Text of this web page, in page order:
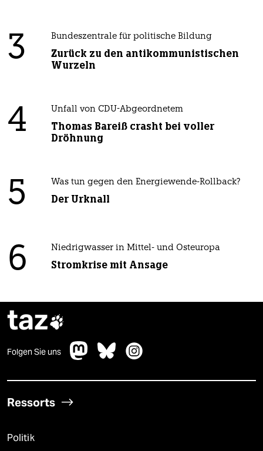
3 Bundeszentrale für politische Bildung
Zurück zu den antikommunistischen
Wurzeln
4 Unfall von CDU-Abgeordnetem
Thomas Bareiß crasht bei voller
Dröhnung
5 Was tun gegen den Energiewende-Rollback?
Der Urknall
6 Niedrigwasser in Mittel- und Osteuropa
Stromkrise mit Ansage
taz
Folgen Sie uns
Ressorts
Politik